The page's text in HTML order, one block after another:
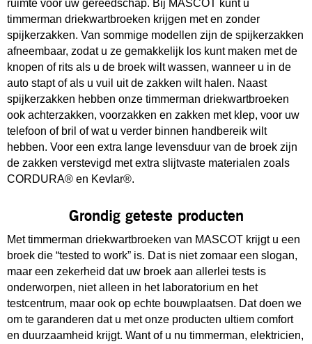
ruimte voor uw gereedschap. Bij MASCOT kunt u
timmerman driekwartbroeken krijgen met en zonder
spijkerzakken. Van sommige modellen zijn de spijkerzakken
afneembaar, zodat u ze gemakkelijk los kunt maken met de
knopen of rits als u de broek wilt wassen, wanneer u in de
auto stapt of als u vuil uit de zakken wilt halen. Naast
spijkerzakken hebben onze timmerman driekwartbroeken
ook achterzakken, voorzakken en zakken met klep, voor uw
telefoon of bril of wat u verder binnen handbereik wilt
hebben. Voor een extra lange levensduur van de broek zijn
de zakken verstevigd met extra slijtvaste materialen zoals
CORDURA® en Kevlar®.
Grondig geteste producten
Met timmerman driekwartbroeken van MASCOT krijgt u een
broek die “tested to work” is. Dat is niet zomaar een slogan,
maar een zekerheid dat uw broek aan allerlei tests is
onderworpen, niet alleen in het laboratorium en het
testcentrum, maar ook op echte bouwplaatsen. Dat doen we
om te garanderen dat u met onze producten ultiem comfort
en duurzaamheid krijgt. Want of u nu timmerman, elektricien,